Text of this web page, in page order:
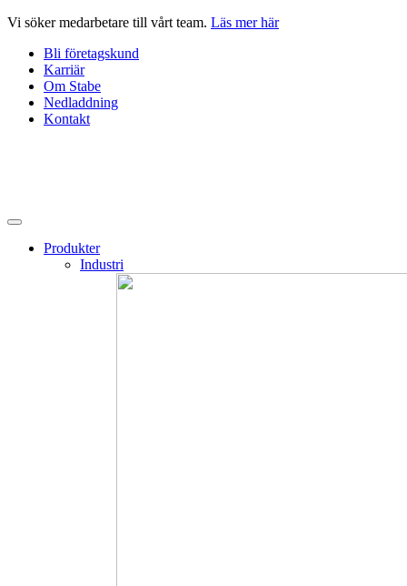
Hoppa
innehåll
Vi söker medarbetare till vårt team. Läs mer här
Bli företagskund
Karriär
Om Stabe
Nedladdning
Kontakt
Produkter
Industri